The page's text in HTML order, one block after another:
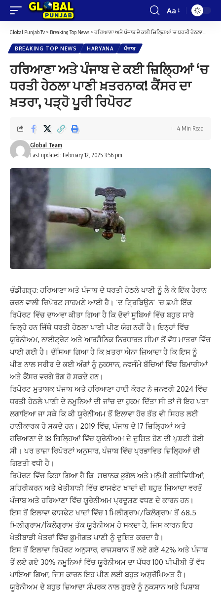
Font
Resizer
Aa
Global Punjab Tv > Breaking Top News > ਹਰਿਆਣਾ ਅਤੇ ਪੰਜਾਬ ਦੇ ਕਈ ਜ਼ਿਲ੍ਹਿਆਂ ‘ਚ ਧਰਤੀ ਹੇਠਲਾ ਪਾਣੀ ਖ਼ਤਰਨਾਕ! ਕੈਂਸਰ ਦਾ ਖ਼ਤਰਾ, ਪੜ੍ਹੋ ਪੂਰੀ ਰਿਪੋਰਟ
BREAKING TOP NEWS HARYANA ਪੰਜਾਬ
ਹਰਿਆਣਾ ਅਤੇ ਪੰਜਾਬ ਦੇ ਕਈ ਜ਼ਿਲ੍ਹਿਆਂ ‘ਚ
ਧਰਤੀ ਹੇਠਲਾ ਪਾਣੀ ਖ਼ਤਰਨਾਕ! ਕੈਂਸਰ ਦਾ
ਖ਼ਤਰਾ, ਪੜ੍ਹੋ ਪੂਰੀ ਰਿਪੋਰਟ
Last updated: February 12, 2025 3:56 pm
Global Team
4 Min Read
ਚੰਡੀਗੜ੍ਹ: ਹਰਿਆਣਾ ਅਤੇ ਪੰਜਾਬ ਦੇ ਧਰਤੀ ਹੇਠਲੇ ਪਾਣੀ ਨੂੰ ਲੈ ਕੇ ਇੱਕ ਹੈਰਾਨ
ਕਰਨ ਵਾਲੀ ਰਿਪੋਰਟ ਸਾਹਮਣੇ ਆਈ ਹੈ। ‘ਦ ਟ੍ਰਿਬਿਊਨ’ ‘ਚ ਛਪੀ ਇੱਕ
ਰਿਪੋਰਟ ਵਿੱਚ ਦਾਅਵਾ ਕੀਤਾ ਗਿਆ ਹੈ ਕਿ ਦੋਵਾਂ ਸੂਬਿਆਂ ਵਿੱਚ ਬਹੁਤ ਸਾਰੇ
ਜ਼ਿਲ੍ਹੇ ਹਨ ਜਿੱਥੇ ਧਰਤੀ ਹੇਠਲਾ ਪਾਣੀ ਪੀਣ ਯੋਗ ਨਹੀਂ ਹੈ। ਇਨ੍ਹਾਂ ਵਿੱਚ
ਯੂਰੇਨੀਅਮ, ਨਾਈਟ੍ਰੇਟ ਅਤੇ ਆਰਸੈਨਿਕ ਨਿਰਧਾਰਤ ਸੀਮਾ ਤੋਂ ਵੱਧ ਮਾਤਰਾ ਵਿੱਚ
ਪਾਈ ਗਈ ਹੈ। ਦੱਸਿਆ ਗਿਆ ਹੈ ਕਿ ਖ਼ਤਰਾ ਐਨਾ ਜ਼ਿਆਦਾ ਹੈ ਕਿ ਇਸ ਨੂੰ
ਪੀਣ ਨਾਲ ਸਰੀਰ ਦੇ ਕਈ ਅੰਗਾਂ ਨੂੰ ਨੁਕਸਾਨ, ਨਵਜੰਮੇ ਬੱਚਿਆਂ ਵਿੱਚ ਬਿਮਾਰੀਆਂ
ਅਤੇ ਕੈਂਸਰ ਵਰਗੇ ਰੋਗ ਹੋ ਸਕਦੇ ਹਨ।
ਰਿਪੋਰਟ ਮੁਤਾਬਕ ਪੰਜਾਬ ਅਤੇ ਹਰਿਆਣਾ ਹਾਈ ਕੋਰਟ ਨੇ ਜਨਵਰੀ 2024 ਵਿੱਚ
ਧਰਤੀ ਹੇਠਲੇ ਪਾਣੀ ਦੇ ਨਮੂਨਿਆਂ ਦੀ ਜਾਂਚ ਦਾ ਹੁਕਮ ਦਿੱਤਾ ਸੀ ਤਾਂ ਜੋ ਇਹ ਪਤਾ
ਲਗਾਇਆ ਜਾ ਸਕੇ ਕਿ ਕੀ ਯੂਰੇਨੀਅਮ ਤੋਂ ਇਲਾਵਾ ਹੋਰ ਤੱਤ ਵੀ ਸਿਹਤ ਲਈ
ਹਾਨੀਕਾਰਕ ਹੋ ਸਕਦੇ ਹਨ। 2019 ਵਿੱਚ, ਪੰਜਾਬ ਦੇ 17 ਜ਼ਿਲ੍ਹਿਆਂ ਅਤੇ
ਹਰਿਆਣਾ ਦੇ 18 ਜ਼ਿਲ੍ਹਿਆਂ ਵਿੱਚ ਯੂਰੇਨੀਅਮ ਦੇ ਦੂਸ਼ਿਤ ਹੋਣ ਦੀ ਪੁਸ਼ਟੀ ਹੋਈ
ਸੀ। ਪਰ ਤਾਜ਼ਾ ਰਿਪੋਰਟਾਂ ਅਨੁਸਾਰ, ਪੰਜਾਬ ਵਿੱਚ ਪ੍ਰਭਾਵਿਤ ਜ਼ਿਲ੍ਹਿਆਂ ਦੀ
ਗਿਣਤੀ ਵਧੀ ਹੈ।
ਰਿਪੋਰਟ ਵਿੱਚ ਕਿਹਾ ਗਿਆ ਹੈ ਕਿ ਸਥਾਨਕ ਭੂਗੋਲ ਅਤੇ ਮਨੁੱਖੀ ਗਤੀਵਿਧੀਆਂ,
ਸ਼ਹਿਰੀਕਰਨ ਅਤੇ ਖੇਤੀਬਾੜੀ ਵਿੱਚ ਫਾਸਫੇਟ ਖਾਦਾਂ ਦੀ ਬਹੁਤ ਜ਼ਿਆਦਾ ਵਰਤੋਂ
ਪੰਜਾਬ ਅਤੇ ਹਰਿਆਣਾ ਵਿੱਚ ਯੂਰੇਨੀਅਮ ਪ੍ਰਦੂਸ਼ਣ ਵਧਣ ਦੇ ਕਾਰਨ ਹਨ।
ਇਸ ਤੋਂ ਇਲਾਵਾ ਫਾਸਫੇਟ ਖਾਦਾਂ ਵਿੱਚ 1 ਮਿਲੀਗ੍ਰਾਮ/ਕਿਲੋਗ੍ਰਾਮ ਤੋਂ 68.5
ਮਿਲੀਗ੍ਰਾਮ/ਕਿਲੋਗ੍ਰਾਮ ਤੱਕ ਯੂਰੇਨੀਅਮ ਹੋ ਸਕਦਾ ਹੈ, ਜਿਸ ਕਾਰਨ ਇਹ
ਖੇਤੀਬਾੜੀ ਖੇਤਰਾਂ ਵਿੱਚ ਭੂਮੀਗਤ ਪਾਣੀ ਨੂੰ ਦੂਸ਼ਿਤ ਕਰਦਾ ਹੈ।
ਇਸ ਤੋਂ ਇਲਾਵਾ ਰਿਪੋਰਟ ਅਨੁਸਾਰ, ਰਾਜਸਥਾਨ ਤੋਂ ਲਏ ਗਏ 42% ਅਤੇ ਪੰਜਾਬ
ਤੋਂ ਲਏ ਗਏ 30% ਨਮੂਨਿਆਂ ਵਿੱਚ ਯੂਰੇਨੀਅਮ ਦਾ ਪੱਧਰ 100 ਪੀਪੀਬੀ ਤੋਂ ਵੱਧ
ਪਾਇਆ ਗਿਆ, ਜਿਸ ਕਾਰਨ ਇਹ ਪੀਣ ਲਈ ਬਹੁਤ ਅਸੁਰੱਖਿਅਤ ਹੈ।
ਯੂਰੇਨੀਅਮ ਦੇ ਬਹੁਤ ਜ਼ਿਆਦਾ ਸੰਪਰਕ ਨਾਲ ਗੁਰਦੇ ਨੂੰ ਨੁਕਸਾਨ ਅਤੇ ਪਿਸ਼ਾਬ